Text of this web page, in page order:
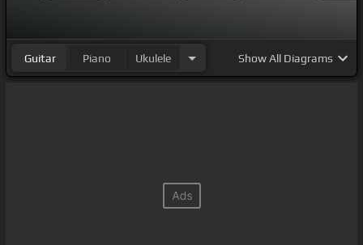
Guitar Piano Ukulele ShowAll Diagrams